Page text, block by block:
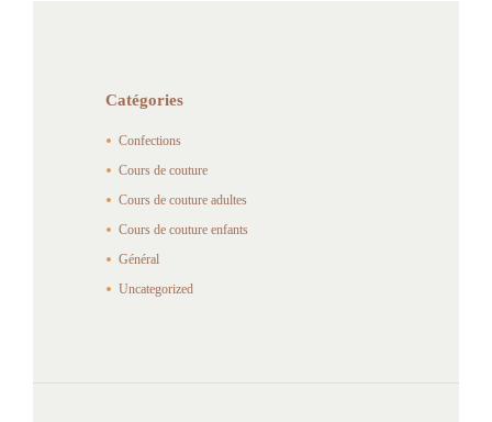
Catégories
Confections
Cours de couture
Cours de couture adultes
Cours de couture enfants
Général
Uncategorized